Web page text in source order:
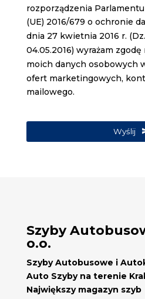
rozporządzenia
(UE) 2016/679 o ochronie
dnia 27 kwietnia 2016 r. (Dz.
04.05.2016) wyrażam
moich danych osobowych
ofert marketingowych,
mailowego.
Wyślij
Szyby
o.o.
Szyby Autobusowe i
Auto Szyby na terenie
Największy magazyn szyb